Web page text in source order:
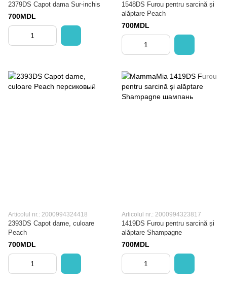
2379DS Capot dama Sur-inchis
700MDL
1548DS Furou pentru sarcină și
alăptare Peach
700MDL
Articolul nr.: 2000994324418
2393DS Capot dame, culoare
Peach
700MDL
Articolul nr.: 2000994323817
1419DS Furou pentru sarcină și
alăptare Shampagne
700MDL